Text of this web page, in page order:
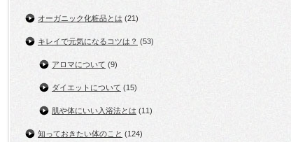
オーガニック化粧品とは (21)
キレイで元気になるコツは？ (53)
アロマについて (9)
ダイエットについて (15)
肌や体にいい入浴法とは (11)
知っておきたい体のこと (124)